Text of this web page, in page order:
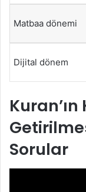
Matbaa dönemi
Dijital dönem
Sorular